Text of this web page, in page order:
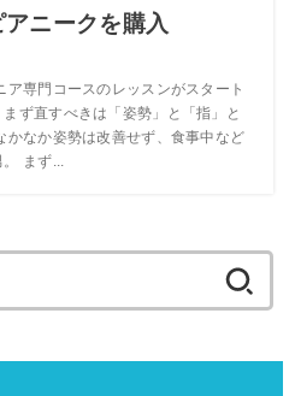
ニークを購入
ア専門コースのレッスンがスタート
ず直すべきは「姿勢」と「指」と
かなか姿勢は改善せず、食事中など
まず...
索: